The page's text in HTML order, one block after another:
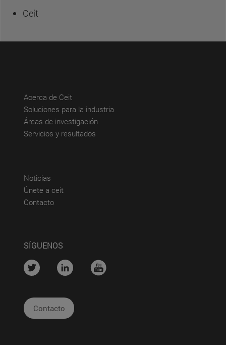
Ceit
Acerca de Ceit(abre en nueva ventana)
Soluciones para la industria
Áreas de investigación
Servicios y resultados
Noticias
Únete a ceit(abre en nueva ventana)
Contacto(abre en nueva ventana)
SÍGUENOS
.... .... ....
Contacto